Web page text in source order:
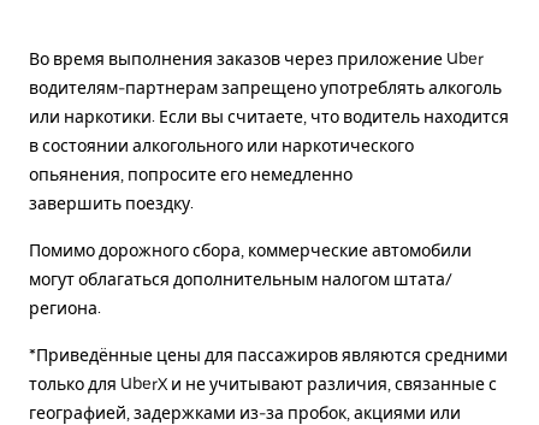
Во время выполнения заказов через приложение Uber
водителям-партнерам запрещено употреблять алкоголь
или наркотики. Если вы считаете, что водитель находится
в состоянии алкогольного или наркотического
опьянения, попросите его немедленно
завершить поездку.
Помимо дорожного сбора, коммерческие автомобили
могут облагаться дополнительным налогом штата/
региона.
*Приведённые цены для пассажиров являются средними
только для UberX и не учитывают различия, связанные с
географией, задержками из-за пробок, акциями или